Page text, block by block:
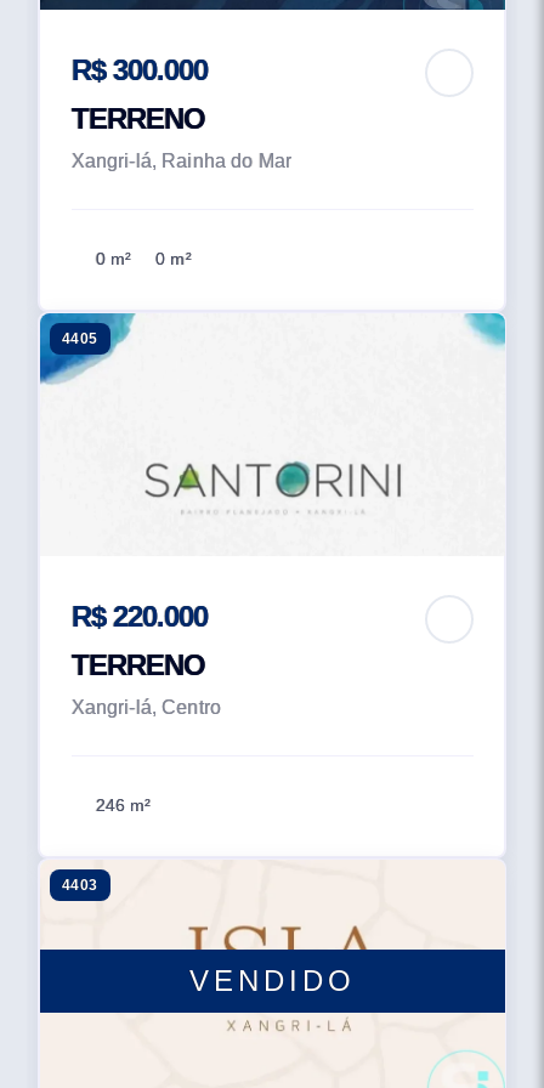
R$ 300.000
TERRENO
Xangri-lá, Rainha do Mar
0 m² 0 m²
4405
R$ 220.000
TERRENO
Xangri-lá, Centro
246 m²
VENDIDO
4403